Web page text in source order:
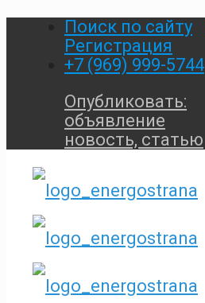
Поиск по сайту
Регистрация
+7 (969) 999-5744
Опубликовать:
объявление
новость, статью